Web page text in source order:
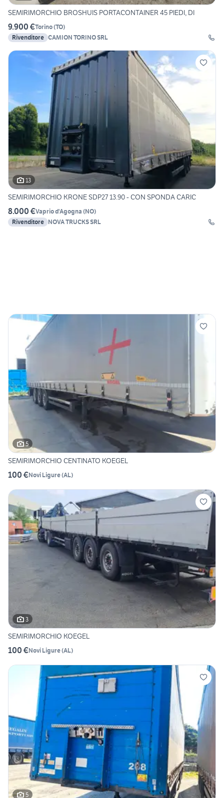
SEMIRIMORCHIO BROSHUIS PORTACONTAINER 45 PIEDI, DI
9.900 €Torino(TO)
Rivenditore CAMION TORINO SRL
13
SEMIRIMORCHIO KRONE SDP27 13.90 - CON SPONDA CARIC
8.000 €Vaprio d'Agogna (NO)
Rivenditore NOVA TRUCKS SRL
5
SEMIRIMORCHIO CENTINATO KOEGEL
100 €Novi Ligure(AL)
3
SEMIRIMORCHIO KOEGEL
100 €Novi Ligure(AL)
5